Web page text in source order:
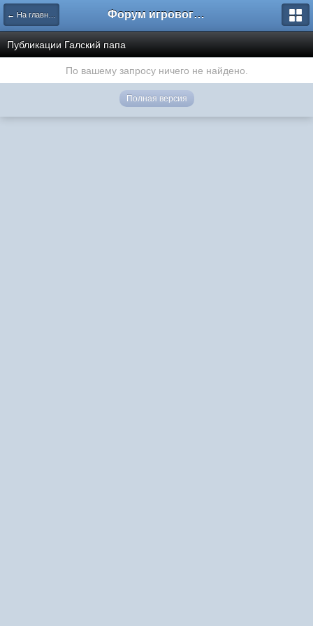
← На главную Форум игрового проекта Riverrise
Публикации Галский папа
По вашему запросу ничего не найдено.
Полная версия